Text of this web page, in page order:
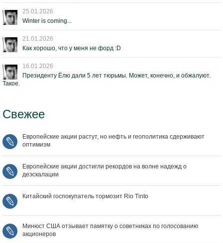
25.01.2026
Winter is coming...
21.01.2026
Как хорошо, что у меня не форд :D
16.01.2026
Президенту Ёлю дали 5 лет тюрьмы. Может, конечно, и обжалуют.
Такое.
Свежее
Европейские акции растут, но нефть и геополитика сдерживают
оптимизм
Европейские акции достигли рекордов на волне надежд о
деэскалации
Китайский госпокупатель тормозит Rio Tinto
Минюст США отзывает памятку о советниках по голосованию
акционеров